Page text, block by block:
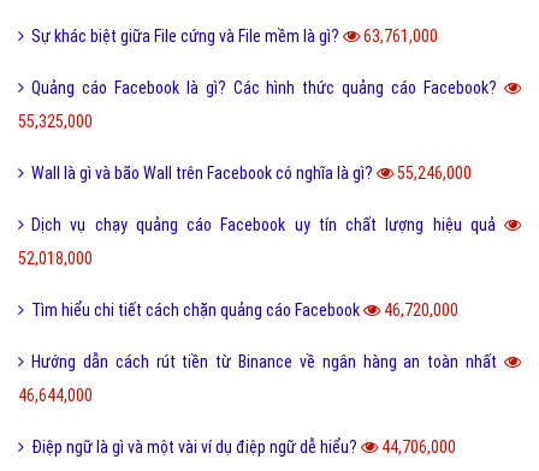
Sự khác biệt giữa File cứng và File mềm là gì? 63,761,000
Quảng cáo Facebook là gì? Các hình thức quảng cáo Facebook?
55,325,000
Wall là gì và bão Wall trên Facebook có nghĩa là gì? 55,246,000
Dịch vụ chạy quảng cáo Facebook uy tín chất lượng hiệu quả
52,018,000
Tìm hiểu chi tiết cách chặn quảng cáo Facebook 46,720,000
Hướng dẫn cách rút tiền từ Binance về ngân hàng an toàn nhất
46,644,000
Điệp ngữ là gì và một vài ví dụ điệp ngữ dễ hiểu? 44,706,000